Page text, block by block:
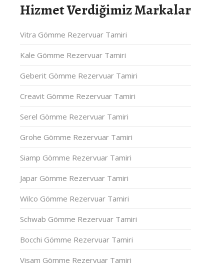
Hizmet Verdiğimiz Markalar
Vitra Gömme Rezervuar Tamiri
Kale Gömme Rezervuar Tamiri
Geberit Gömme Rezervuar Tamiri
Creavit Gömme Rezervuar Tamiri
Serel Gömme Rezervuar Tamiri
Grohe Gömme Rezervuar Tamiri
Siamp Gömme Rezervuar Tamiri
Japar Gömme Rezervuar Tamiri
Wilco Gömme Rezervuar Tamiri
Schwab Gömme Rezervuar Tamiri
Bocchi Gömme Rezervuar Tamiri
Visam Gömme Rezervuar Tamiri